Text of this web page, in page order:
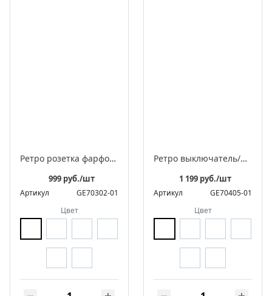
Ретро розетка фарфоровая электрическая с заземляющим контактом, серия "АВРОРА"
999 руб./шт
Артикул
GE70302-01
Цвет
Ретро выключатель/переключатель фарфоровый поворотный проходной одноклавишный, серия «Аврора»
1 199 руб./шт
Артикул
GE70405-01
Цвет